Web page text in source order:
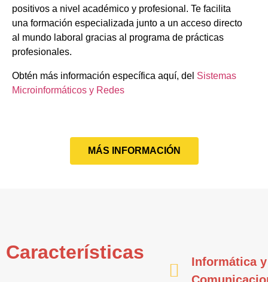
positivos a nivel académico y profesional. Te facilita
una formación especializada junto a un acceso directo
al mundo laboral gracias al programa de prácticas
profesionales.
Obtén más información específica aquí, del Sistemas
Microinformáticos y Redes
MÁS INFORMACIÓN
Características
Informática y